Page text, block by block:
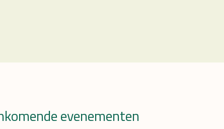
evenementen